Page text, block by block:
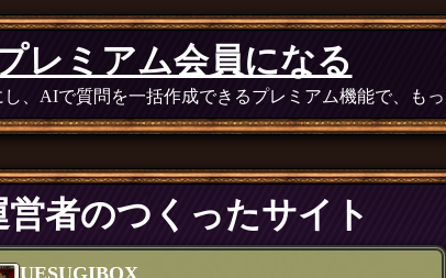
レミアム会員になる
、AIで質問を一括作成できるプレミアム機能で、もっ
営者のつくったサイト